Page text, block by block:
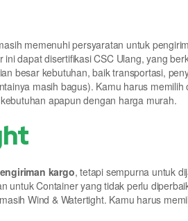
memenuhi persyaratan untuk
dapat disertifikasi CSC Ulang, yang
besar kebutuhan, baik transportasi,
masih bagus). Kamu harus
apapun dengan harga murah.
kargo, tetapi sempurna untuk
untuk Container yang tidak perlu
Wind & Watertight. Kamu harus